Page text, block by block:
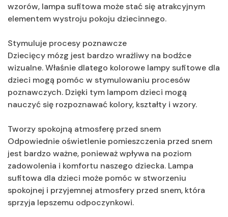
wzorów, lampa sufitowa może stać się atrakcyjnym
elementem wystroju pokoju dziecinnego.
Stymuluje procesy poznawcze
Dziecięcy mózg jest bardzo wrażliwy na bodźce
wizualne. Właśnie dlatego kolorowe lampy sufitowe dla
dzieci mogą pomóc w stymulowaniu procesów
poznawczych. Dzięki tym lampom dzieci mogą
nauczyć się rozpoznawać kolory, kształty i wzory.
Tworzy spokojną atmosferę przed snem
Odpowiednie oświetlenie pomieszczenia przed snem
jest bardzo ważne, ponieważ wpływa na poziom
zadowolenia i komfortu naszego dziecka. Lampa
sufitowa dla dzieci może pomóc w stworzeniu
spokojnej i przyjemnej atmosfery przed snem, która
sprzyja lepszemu odpoczynkowi.